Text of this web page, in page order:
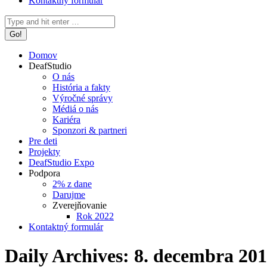
Search:
Domov
DeafStudio
O nás
História a fakty
Výročné správy
Médiá o nás
Kariéra
Sponzori & partneri
Pre deti
Projekty
DeafStudio Expo
Podpora
2% z dane
Darujme
Zverejňovanie
Rok 2022
Kontaktný formulár
Daily Archives: 8. decembra